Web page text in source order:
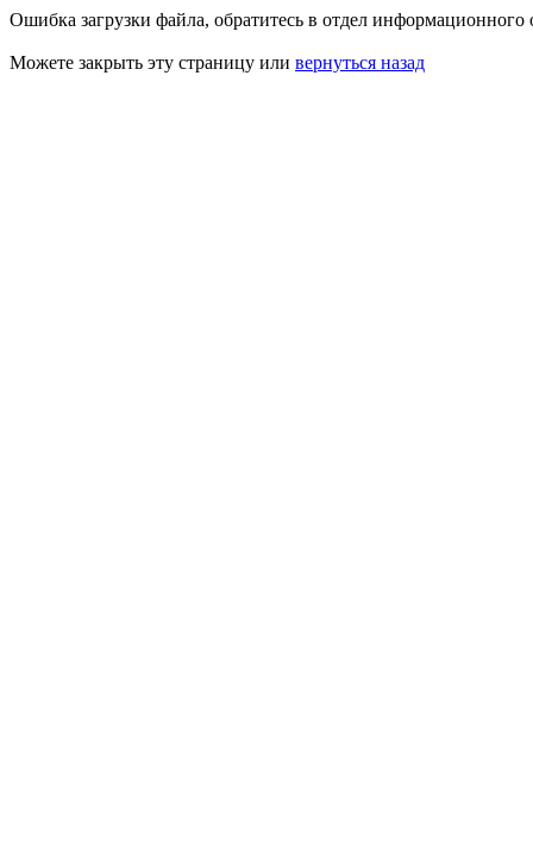
Ошибка загрузки файла, обратитесь в отдел информационного
Можете закрыть эту страницу или вернуться назад